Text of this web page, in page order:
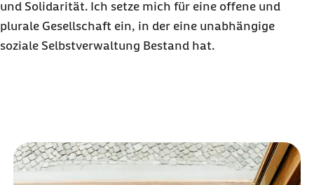
und Solidarität. Ich setze mich für eine offene und
plurale Gesellschaft ein, in der eine unabhängige
soziale Selbstverwaltung Bestand hat.